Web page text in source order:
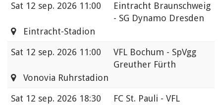
Sat 12 sep. 2026 11:00
Eintracht Braunschweig
- SG Dynamo Dresden
Eintracht-Stadion
Sat 12 sep. 2026 11:00
VFL Bochum - SpVgg
Greuther Fürth
Vonovia Ruhrstadion
Sat 12 sep. 2026 18:30
FC St. Pauli - VFL